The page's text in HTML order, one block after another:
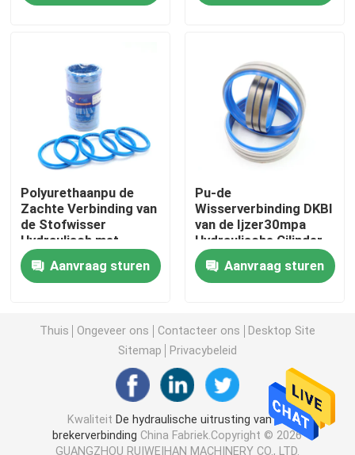
De hydraulische uitrusting van de brekerverbinding
Graafwerktuig Seal Kit
jcb verbindingsuitrusting
De Verbindingsuitrusting van KOMATSU
Hydraulische Olieverbinding
Hydraulische Stofverbinding
Hydraulische Zuigerverbinding
Polyurethaanpu de
Zachte Verbinding van
de Stofwisser
Hydraulisch met
Tanden
Aanvraag sturen
Pu-de
Wisserverbinding DKBI
van de Ijzer30mpa
Hydraulische Cilinder
met Blauwe Kleur
Aanvraag sturen
Thuis Ongeveer ons Contacteer ons
Desktop Site
Sitemap
Privacybeleid
Kwaliteit De hydraulische uitrusting van de
brekerverbinding China Fabriek.Copyright © 2026
GUANGZHOU RUIWEIHAN MACHINERY CO., LTD.